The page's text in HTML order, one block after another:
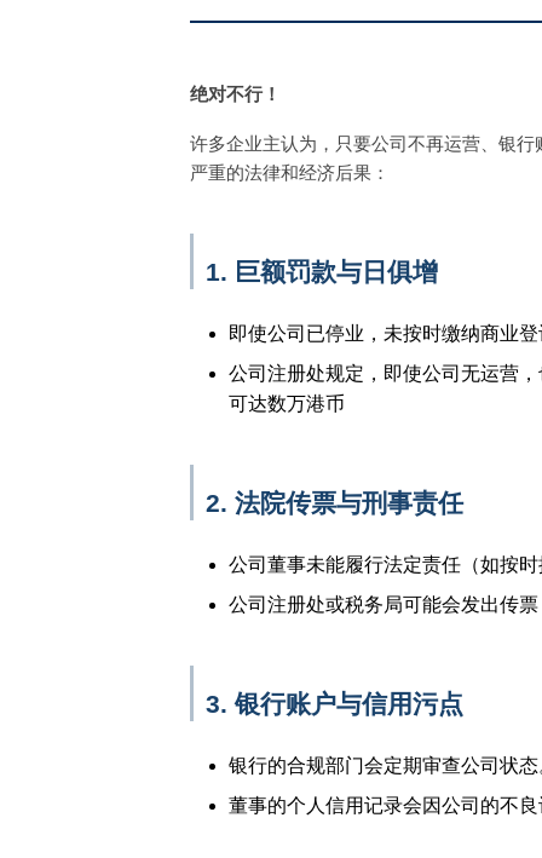
绝对不行！
许多企业主认为，只要公司不再运营、银行
严重的法律和经济后果：
1. 巨额罚款与日俱增
即使公司已停业，未按时缴纳商业
公司注册处规定，即使公司无运营
可达数万港币
2. 法院传票与刑事责任
公司董事未能履行法定责任（如按
公司注册处或税务局可能会发出传
3. 银行账户与信用污点
银行的合规部门会定期审查公司状
董事的个人信用记录会因公司的不